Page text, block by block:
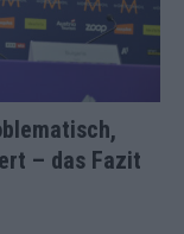
– das Fazit